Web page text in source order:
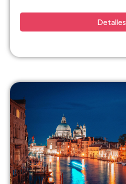
Detalles